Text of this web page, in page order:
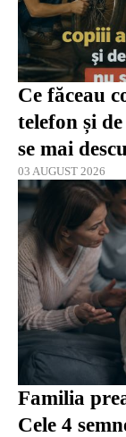
Ce făceau
telefon și
se mai
03 AUGUST 2026
Familia
Cele 4